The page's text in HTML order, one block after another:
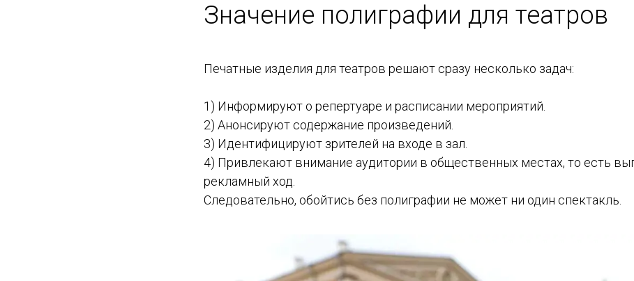
Значение полиграфии для театров
Печатные изделия для театров решают сразу несколько задач:
1) Информируют о репертуаре и расписании мероприятий.
2) Анонсируют содержание произведений.
3) Идентифицируют зрителей на входе в зал.
4) Привлекают внимание аудитории в общественных местах, то есть
рекламный ход.
Следовательно, обойтись без полиграфии не может ни один спектакль.